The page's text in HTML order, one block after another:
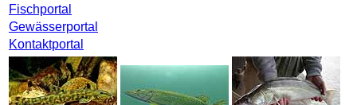
Fischportal
Gewässerportal
Kontaktportal